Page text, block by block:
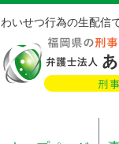
わいせつ行為の生配信